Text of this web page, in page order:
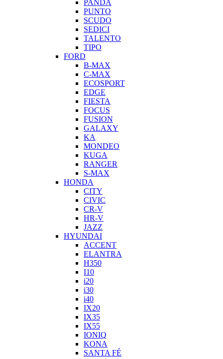
PANDA
PUNTO
SCUDO
SEDICI
TALENTO
TIPO
FORD
B-MAX
C-MAX
ECOSPORT
EDGE
FIESTA
FOCUS
FUSION
GALAXY
KA
MONDEO
KUGA
RANGER
S-MAX
HONDA
CITY
CIVIC
CR-V
HR-V
JAZZ
HYUNDAI
ACCENT
ELANTRA
H350
I10
i20
i30
i40
IX20
IX35
IX55
IONIQ
KONA
SANTA FÉ